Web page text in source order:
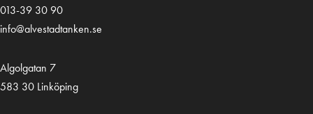
013-39 30 90
info@alvestadtanken.se
Algolgatan 7
583 30 Linköping